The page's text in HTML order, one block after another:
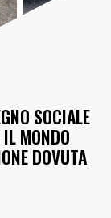
SOCIALE
MONDO
DOVUTA